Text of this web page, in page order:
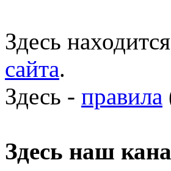
Здесь
сайта.
Здесь - правила
Здесь наш